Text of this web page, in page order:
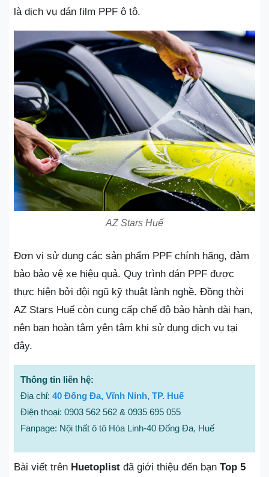
là dịch vụ dán film PPF ô tô.
AZ Stars Huế
Đơn vị sử dụng các sản phẩm PPF chính hãng, đảm
bảo bảo vệ xe hiệu quả. Quy trình dán PPF được
thực hiện bởi đội ngũ kỹ thuật lành nghề. Đồng thời
AZ Stars Huế còn cung cấp chế độ bảo hành dài hạn,
nên bạn hoàn tâm yên tâm khi sử dụng dịch vụ tại
đây.
Thông tin liên hệ:
Địa chỉ: 40 Đống Đa, Vĩnh Ninh, TP. Huế
Điện thoại: 0903 562 562 & 0935 695 055
Fanpage: Nội thất ô tô Hóa Linh-40 Đống Đa, Huế
Bài viết trên Huetoplist đã giới thiệu đến bạn Top 5